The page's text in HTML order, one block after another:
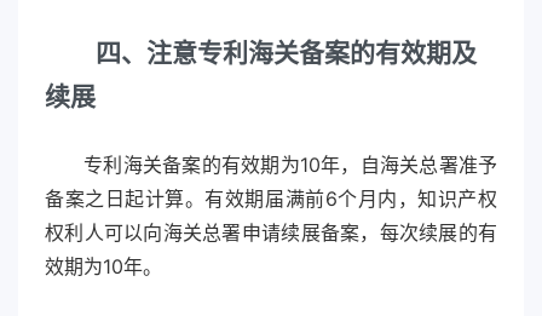
四、注意专利海关备案的有效期及
续展
专利海关备案的有效期为10年，自海关总署准予
备案之日起计算。有效期届满前6个月内，知识产权
权利人可以向海关总署申请续展备案，每次续展的有
效期为10年。